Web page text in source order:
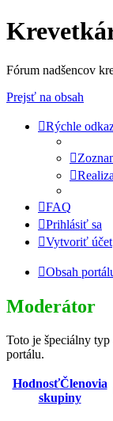
Fórum nadšencov
Prejsť na obsah
Rýchle
FAQ
Prihlásiť sa
Vytvoriť účet
Obsah
Moderátor
Toto je špeciálny
portálu.
HodnosťČlenovia
skupiny